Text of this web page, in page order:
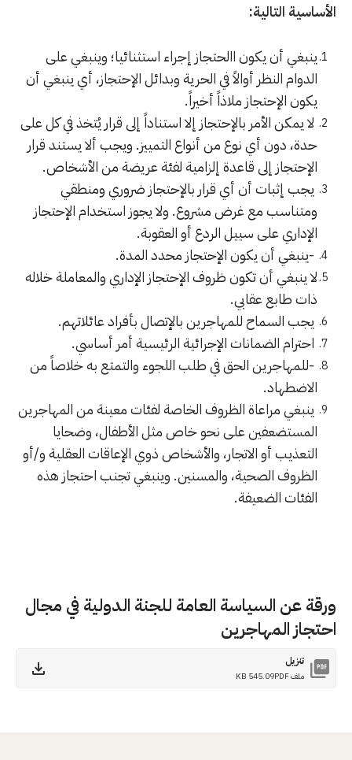
الأساسية التالية:
ينبغي أن يكون االحتجاز إجراء استثنائيا؛ وينبغي على
الدوام النظر أوالاً في الحرية وبدائل الإحتجاز، أي ينبغي أن
يكون الإحتجاز ملاذاً أخيراً.
لا يمكن الأمر بالإحتجاز إلا استناداً إلى قرار يُتخذ في كل على
حدة، دون أي نوع من أنواع التمييز. ويجب ألا يستند قرار
الإحتجاز إلى قاعدة إلزامية لفئة عريضة من الأشخاص.
يجب إثبات أن أي قرار بالإحتجاز ضروري ومنطقي
ومتناسب مع غرض مشروع. ولا يجوز استخدام الإحتجاز
الإداري على سييل الردع أو العقوبة.
-ينبغي أن يكون الإحتجاز محدد المدة.
لا ينبغي أن تكون ظروف الإحتجاز الإداري والمعاملة خلاله
ذات طابع عقابي.
يجب السماح للمهاجرين بالإتصال بأفراد عائلاتهم.
احترام الضمانات الإجرائية الرئيسية أمر أساسي.
-للمهاجرين الحق في طلب اللجوء والتمتع به خلاصاً من
الاضطهاد.
ينبغي مراعاة الظروف الخاصة لفئات معينة من المهاجرين
المستضعفين على نحو خاص مثل الأطفال، وضحايا
التعذيب أو الاتجار، والأشخاص ذوي الإعاقات العقلية و/أو
الظروف الصحية، والمسنين. وينبغي تجنب احتجاز هذه
الفئات الضعيفة.
ورقة عن السياسة العامة للجنة الدولية في مجال
احتجاز المهاجرين
تنزيل
ملف PDF 545.09 KB